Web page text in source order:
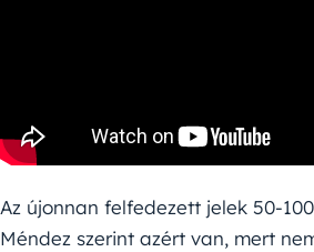
Az újonnan felfedezett jelek 50-
Méndez szerint azért van, mert